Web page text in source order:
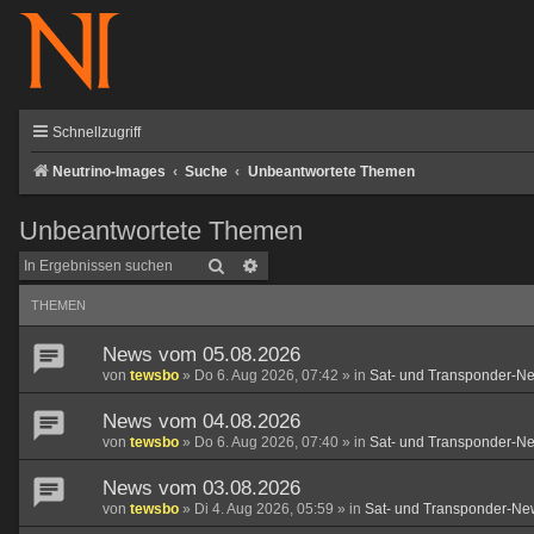
Schnellzugriff
Neutrino-Images Suche Unbeantwortete Themen
Unbeantwortete Themen
Suche
THEMEN
News vom 05.08.2026
von tewsbo » Do 6. Aug 2026, 07:42 » in Sat- und Transponder-
News vom 04.08.2026
von tewsbo » Do 6. Aug 2026, 07:40 » in Sat- und Transponder-
News vom 03.08.2026
von tewsbo » Di 4. Aug 2026, 05:59 » in Sat- und Transponder-